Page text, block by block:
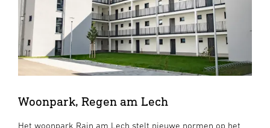
Woonpark, Regen am Lech
Het woonpark Rain am Lech stelt nieuwe normen op het